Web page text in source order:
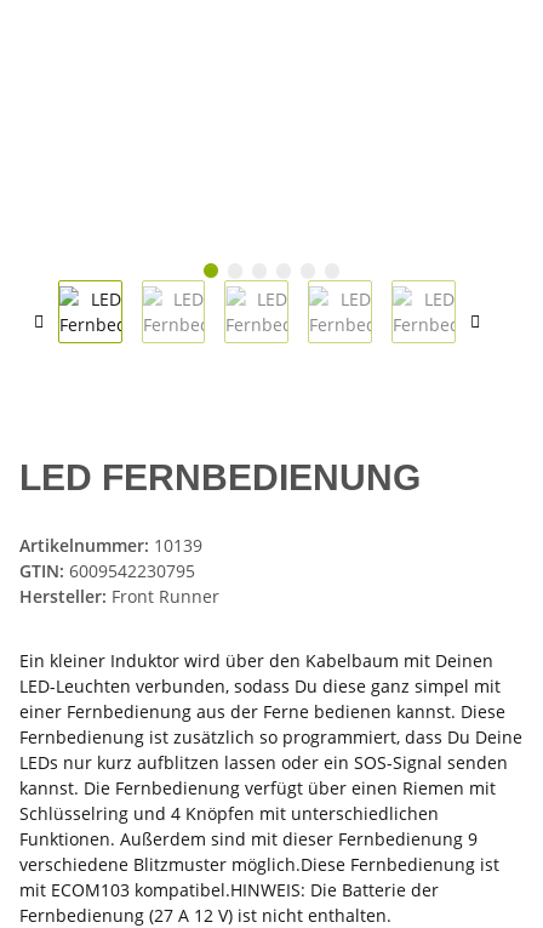
LED FERNBEDIENUNG
Artikelnummer: 10139
GTIN: 6009542230795
Hersteller: Front Runner
Ein kleiner Induktor wird über den Kabelbaum mit Deinen
LED-Leuchten verbunden, sodass Du diese ganz simpel mit
einer Fernbedienung aus der Ferne bedienen kannst. Diese
Fernbedienung ist zusätzlich so programmiert, dass Du Deine
LEDs nur kurz aufblitzen lassen oder ein SOS-Signal senden
kannst. Die Fernbedienung verfügt über einen Riemen mit
Schlüsselring und 4 Knöpfen mit unterschiedlichen
Funktionen. Außerdem sind mit dieser Fernbedienung 9
verschiedene Blitzmuster möglich.Diese Fernbedienung ist
mit ECOM103 kompatibel.HINWEIS: Die Batterie der
Fernbedienung (27 A 12 V) ist nicht enthalten.